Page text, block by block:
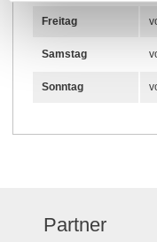
Freitag
Samstag
Sonntag
Partner